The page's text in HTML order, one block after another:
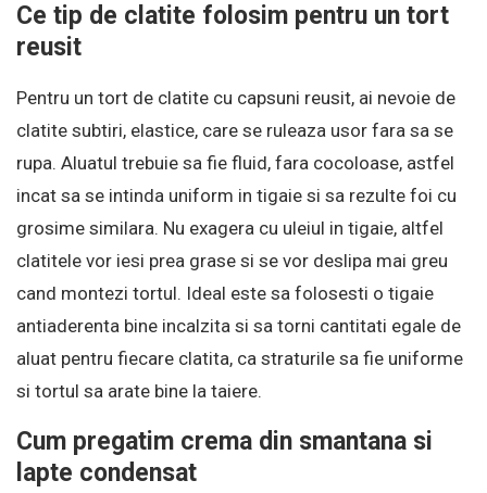
Ce tip de clatite folosim pentru un tort
reusit
Pentru un tort de clatite cu capsuni reusit, ai nevoie de
clatite subtiri, elastice, care se ruleaza usor fara sa se
rupa. Aluatul trebuie sa fie fluid, fara cocoloase, astfel
incat sa se intinda uniform in tigaie si sa rezulte foi cu
grosime similara. Nu exagera cu uleiul in tigaie, altfel
clatitele vor iesi prea grase si se vor deslipa mai greu
cand montezi tortul. Ideal este sa folosesti o tigaie
antiaderenta bine incalzita si sa torni cantitati egale de
aluat pentru fiecare clatita, ca straturile sa fie uniforme
si tortul sa arate bine la taiere.
Cum pregatim crema din smantana si
lapte condensat